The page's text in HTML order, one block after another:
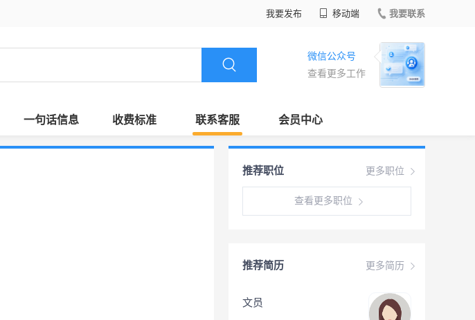
我要发布 移动端 我要联系
微信公众号
查看更多工作
一句话信息 收费标准 联系客服 会员中心
更多职位
推荐职位
查看更多职位
更多简历
推荐简历
文员